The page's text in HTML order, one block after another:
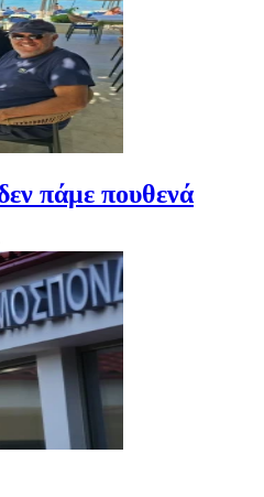
πάμε πουθενά